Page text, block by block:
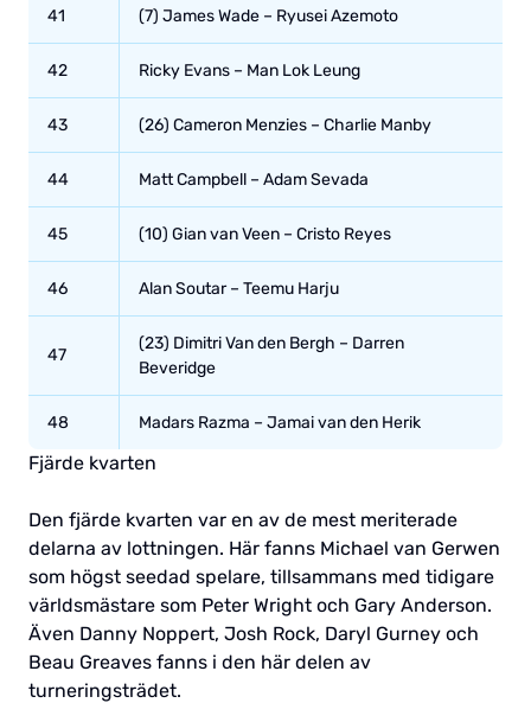
41 (7) James Wade – Ryusei Azemoto
42 Ricky Evans – Man Lok Leung
43 (26) Cameron Menzies – Charlie Manby
44 Matt Campbell – Adam Sevada
45 (10) Gian van Veen – Cristo Reyes
46 Alan Soutar – Teemu Harju
47
(23) Dimitri Van den Bergh – Darren
Beveridge
48 Madars Razma – Jamai van den Herik
Fjärde kvarten
Den fjärde kvarten var en av de mest meriterade
delarna av lottningen. Här fanns Michael van Gerwen
som högst seedad spelare, tillsammans med tidigare
världsmästare som Peter Wright och Gary Anderson.
Även Danny Noppert, Josh Rock, Daryl Gurney och
Beau Greaves fanns i den här delen av
turneringsträdet.